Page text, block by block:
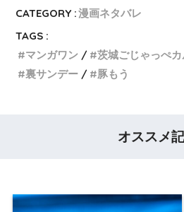
CATEGORY :漫画ネタバレ
TAGS :
マンガワン
茨城ごじゃっぺカ
裏サンデー
豚もう
オススメ